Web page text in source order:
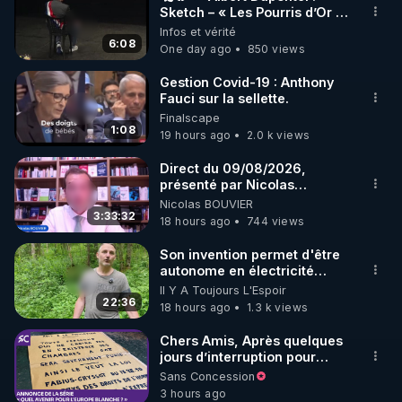
site Regenere.org :
http://regenere.org/register
Le forum du site Regenere :
http://regenere.org/forum/
Les informations présentées dans cette vidéo sont
tirées d'abord d’une synthèse d’ouvrages, articles
et/ou publications scientifiques,. Par ailleurs,
Thierry Casasnovas fait profiter de son expérience
personnelle les auditeurs de cette vidéo au titre de
« la libre communication des pensées et des
opinions », droit et devoir citoyen par excellence.
Ces éléments d’information ne prétendent bien sûr
pas à l’exhaustivité et n’engagent que l’opinion de
leurs auteurs, chaque lecteur étant libre de
conserver, comme il se doit, son esprit critique, sa
6:08
Sketch – « Les Pourris d’Or »
🏆💰**
Infos et vérité
One day ago
850 views
1:08
Gestion Covid-19 : Anthony
Fauci sur la sellette.
Finalscape
19 hours ago
2.0 k views
3:33:32
Direct du 09/08/2026,
présenté par Nicolas
BOUVIER
Nicolas BOUVIER
18 hours ago
744 views
22:36
Son invention permet d'être
autonome en électricité
avec un simple ruisseau
Il Y A Toujours L'Espoir
18 hours ago
1.3 k views
Chers Amis, Après quelques
jours d’interruption pour
clarifier ma position
concernant le nombre de
Sans Concession
3 hours ago